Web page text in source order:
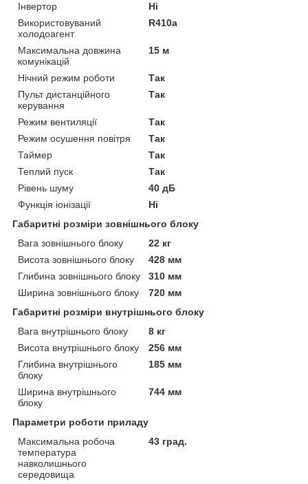
Інвертор
Ні
Використовуваний
холодоагент
R410a
Максимальна довжина
комунікацій
15 м
Нічний режим роботи
Так
Пульт дистанційного
керування
Так
Режим вентиляції
Так
Режим осушення повітря
Так
Таймер
Так
Теплий пуск
Так
Рівень шуму
40 дБ
Функція іонізації
Ні
Габаритні розміри зовнішнього блоку
Вага зовнішнього блоку
22 кг
Висота зовнішнього блоку
428 мм
Глибина зовнішнього блоку
310 мм
Ширина зовнішнього блоку
720 мм
Габаритні розміри внутрішнього блоку
Вага внутрішнього блоку
8 кг
Висота внутрішнього блоку
256 мм
Глибина внутрішнього
блоку
185 мм
Ширина внутрішнього
блоку
744 мм
Параметри роботи приладу
Максимальна робоча
температура
навколишнього
середовища
43 град.